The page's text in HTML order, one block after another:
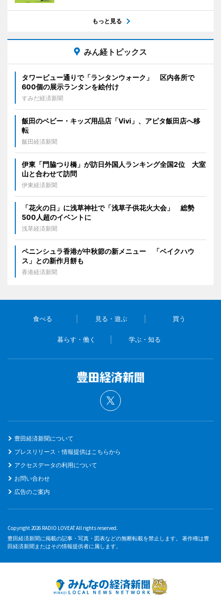
もっと見る
みん経トピックス
タワービュー通りで「ランタンウォーク」 区内各所で
600個の展示ランタンを絵付け
すみだ経済新聞
飯田のベビー・キッズ用品店「Vivi」、アピタ飯田店へ移
転
飯田経済新聞
伊東「門脇つり橋」が訪日外国人ランキング全国2位 大室
山と合わせて訪問
伊東経済新聞
「花火の日」に浅草神社で「浅草子供花火大会」 総勢
500人超のイベントに
浅草経済新聞
ペニンシュラ香港が中秋節の新メニュー 「ベイクハウ
ス」との新作月餅も
香港経済新聞
食べる 見る・遊ぶ 買う
暮らす・働く 学ぶ・知る
豊田経済新聞について
プレスリリース・情報提供はこちらから
アクセスデータの利用について
お問い合わせ
広告のご案内
Copyright 2026 RADIO LOVEAT All rights reserved.
豊田経済新聞に掲載の記事・写真・図表などの無断転載を禁止します。 著作権は豊
田経済新聞またはその情報提供者に属します。